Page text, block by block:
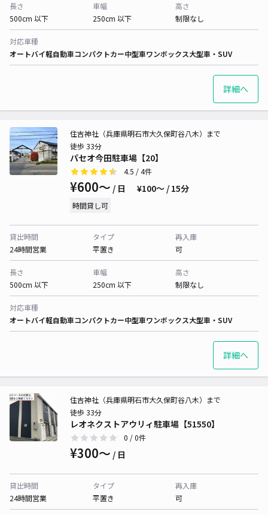
長さ
500cm 以下
車幅
250cm 以下
高さ
制限なし
対応車種
オートバイ軽自動車コンパクトカー中型車ワンボックス大型車・SUV
詳細へ
パセオ今田駐車場【20】
住吉神社（兵庫県明石市大久保町谷八木）まで
徒歩 33分
4.5 / 4件
¥600〜 / 日 ¥100〜 / 15分
時間貸し可
貸出時間
24時間営業
タイプ
平置き
再入庫
可
長さ
500cm 以下
車幅
250cm 以下
高さ
制限なし
対応車種
オートバイ軽自動車コンパクトカー中型車ワンボックス大型車・SUV
詳細へ
レオネクストアウリィ駐車場【51550】
住吉神社（兵庫県明石市大久保町谷八木）まで
徒歩 33分
0 / 0件
¥300〜 / 日
貸出時間
24時間営業
タイプ
平置き
再入庫
可